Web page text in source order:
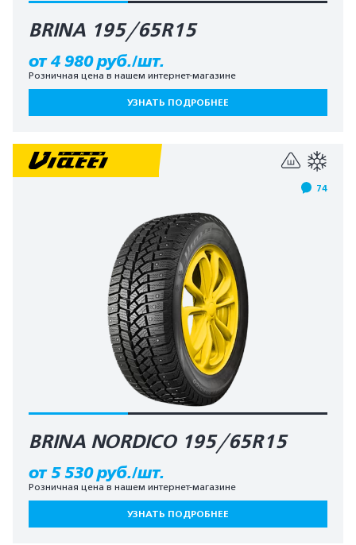
BRINA 195/65R15
от 4 980 руб./шт.
Розничная цена в нашем интернет-магазине
УЗНАТЬ ПОДРОБНЕЕ
74
BRINA NORDICO 195/65R15
от 5 530 руб./шт.
Розничная цена в нашем интернет-магазине
УЗНАТЬ ПОДРОБНЕЕ